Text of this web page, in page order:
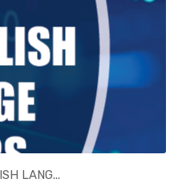
LANG...